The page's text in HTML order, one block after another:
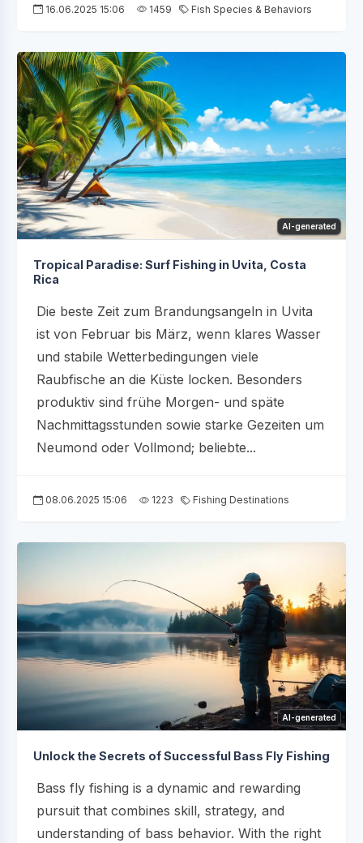
16.06.2025 15:06 1459 Fish Species & Behaviors
AI-generated
Tropical Paradise: Surf Fishing in Uvita, Costa
Rica
Die beste Zeit zum Brandungsangeln in Uvita
ist von Februar bis März, wenn klares Wasser
und stabile Wetterbedingungen viele
Raubfische an die Küste locken. Besonders
produktiv sind frühe Morgen- und späte
Nachmittagsstunden sowie starke Gezeiten um
Neumond oder Vollmond; beliebte...
08.06.2025 15:06 1223 Fishing Destinations
AI-generated
Unlock the Secrets of Successful Bass Fly Fishing
Bass fly fishing is a dynamic and rewarding
pursuit that combines skill, strategy, and
understanding of bass behavior. With the right